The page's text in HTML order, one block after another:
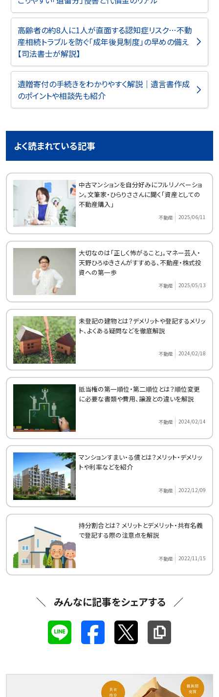
高齢者の約8人に1人が直面する認知症リスク…不動
産相続トラブルを防ぐ「成年後見制度」の早めの備え
【司法書士が解説】
遺贈寄付の手続きをわかりやすく解説｜遺言書作成
のポイントや相談先も紹介
よく読まれている記事
中古マンションを自分好みにフルリノベーショ
ン。文筆家・ひらりささんに聞く「資産としての
不動産購入」
不動産 2025/06/11
大切なのは「正しく怖がること」。マネー芸人・
天野ひろゆきさんがすすめる、不動産・株式投
資への第一歩
不動産 2025/05/13
未登記の建物とは？デメリットや登記するメリッ
ト、よくある疑問などを徹底解説
不動産 2024/02/18
抵当権の第一順位・第二順位とは？順位変更
に必要な書類や費用、譲渡との違いを解説
不動産 2024/02/14
マンションすまい・る債とは？メリット・デメリッ
トや利率などを紹介
不動産 2022/12/09
持分割合とは？ メリットとデメリット・共有名義
で登記する際の注意点を解説
不動産 2022/11/15
みんなに記事をシェアする